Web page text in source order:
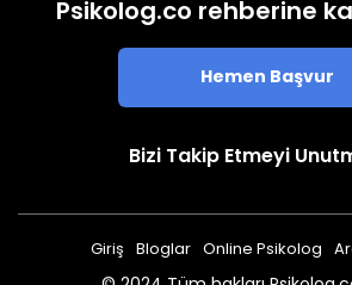
Psikolog.co rehberine
Hemen Başvur
Bizi Takip Etmeyi
Giriş Bloglar Online Psikolog